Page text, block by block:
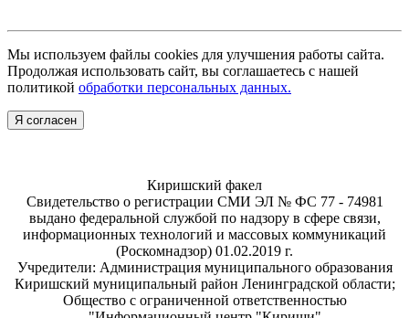
Мы используем файлы cookies для улучшения работы сайта.
Продолжая использовать сайт, вы соглашаетесь с нашей
политикой обработки персональных данных.
Я согласен
Киришский факел
Свидетельство о регистрации СМИ ЭЛ № ФС 77 - 74981
выдано федеральной службой по надзору в сфере связи,
информационных технологий и массовых коммуникаций
(Роскомнадзор) 01.02.2019 г.
Учредители: Администрация муниципального образования
Киришский муниципальный район Ленинградской области;
Общество с ограниченной ответственностью